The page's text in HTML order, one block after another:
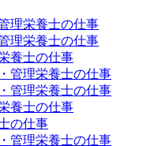
理栄養士の仕事
理栄養士の仕事
養士の仕事
管理栄養士の仕事
管理栄養士の仕事
養士の仕事
の仕事
管理栄養士の仕事